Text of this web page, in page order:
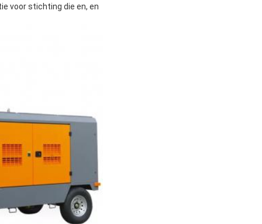
voor stichting die en, en